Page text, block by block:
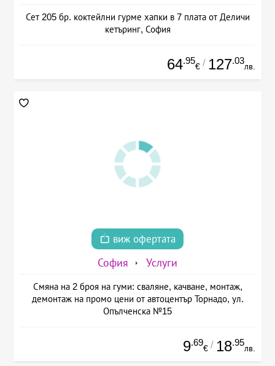
Сет 205 бр. коктейлни гурме хапки в 7 плата от Деличи
кетъринг, София
64.95
€ / 127.03
лв.
виж офертата
София Услуги
Смяна на 2 броя на гуми: сваляне, качване, монтаж,
демонтаж на промо цени от автоцентър Торнадо, ул.
Опълченска №15
9.69
€ / 18.95
лв.